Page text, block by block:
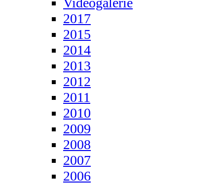
2017
2015
2014
2013
2012
2011
2010
2009
2008
2007
2006